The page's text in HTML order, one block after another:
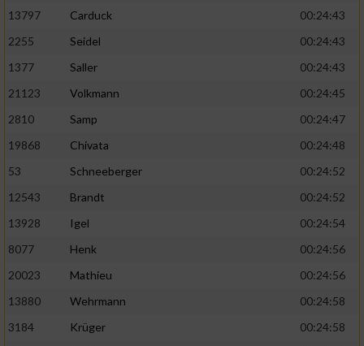
13797
Carduck
00:24:43
2255
Seidel
00:24:43
1377
Saller
00:24:43
21123
Volkmann
00:24:45
2810
Samp
00:24:47
19868
Chivata
00:24:48
53
Schneeberger
00:24:52
12543
Brandt
00:24:52
13928
Igel
00:24:54
8077
Henk
00:24:56
20023
Mathieu
00:24:56
13880
Wehrmann
00:24:58
3184
Krüger
00:24:58